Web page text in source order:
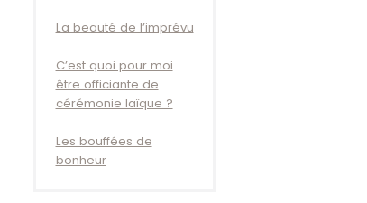
La beauté de l’imprévu
C’est quoi pour moi
être officiante de
cérémonie laïque ?
Les bouffées de
bonheur